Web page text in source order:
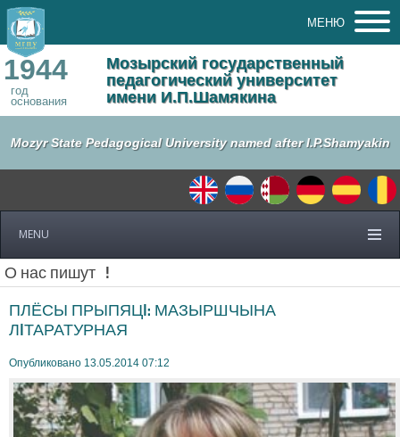
МЕНЮ
1944
год
основания
Мозырский государственный
педагогический университет
имени И.П.Шамякина
Mozyr State Pedagogical University named after I.P.Shamyakin
MENU
О нас пишут !
ПЛЁСЫ ПРЫПЯЦI: МАЗЫРШЧЫНА
ЛIТАРАТУРНАЯ
Опубликовано 13.05.2014 07:12